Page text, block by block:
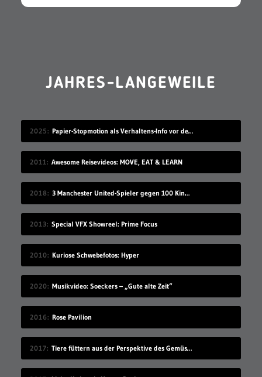
JAHRES-LANGEWEILE
2025 Papier-Stopmotion als Verhaltens-Info vor dem Kinofilm
2011 Awesome Reisevideos: MOVE, EAT & LEARN
2018 3 Manchester United-Spieler gegen 100 Kinder
2013 Special VFX Showreel: Prime Focus
2010 Kuriose Schwebefotos: Hyper
2020 Musikvideo: Soeckers – „Gute alte Zeit“
2016 Rose Pavilion
2017 Tiere füttern aus der Perspektive des Gemüses